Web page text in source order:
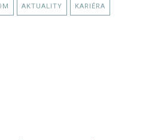
AKTUALITY KARIÉRA